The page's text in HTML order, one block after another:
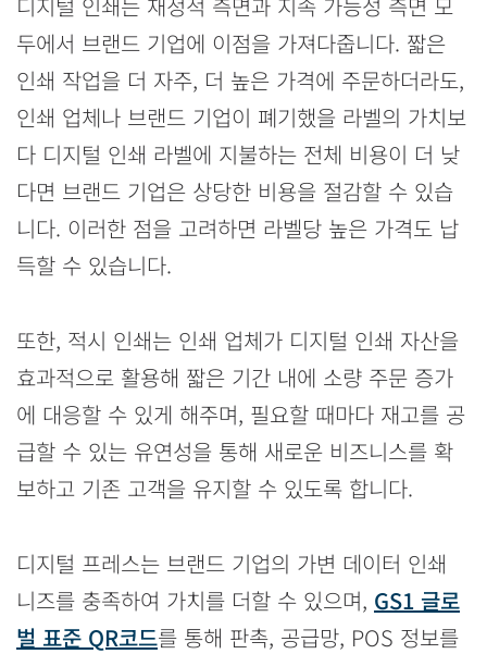
두에서 브랜드 기업에 이점을 가져다줍니다. 짧은
인쇄 작업을 더 자주, 더 높은 가격에 주문하더라도,
인쇄 업체나 브랜드 기업이 폐기했을 라벨의 가치보
다 디지털 인쇄 라벨에 지불하는 전체 비용이 더 낮
다면 브랜드 기업은 상당한 비용을 절감할 수 있습
니다. 이러한 점을 고려하면 라벨당 높은 가격도 납
득할 수 있습니다.
또한, 적시 인쇄는 인쇄 업체가 디지털 인쇄 자산을
효과적으로 활용해 짧은 기간 내에 소량 주문 증가
에 대응할 수 있게 해주며, 필요할 때마다 재고를 공
급할 수 있는 유연성을 통해 새로운 비즈니스를 확
보하고 기존 고객을 유지할 수 있도록 합니다.
디지털 프레스는 브랜드 기업의 가변 데이터 인쇄
니즈를 충족하여 가치를 더할 수 있으며, GS1 글로
벌 표준 QR코드를 통해 판촉, 공급망, POS 정보를